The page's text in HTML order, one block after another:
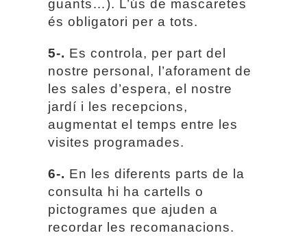
guants…). L’ús de mascaretes
és obligatori per a tots.
5-. Es controla, per part del
nostre personal, l’aforament de
les sales d’espera, el nostre
jardí i les recepcions,
augmentat el temps entre les
visites programades.
6-. En les diferents parts de la
consulta hi ha cartells o
pictogrames que ajuden a
recordar les recomanacions.